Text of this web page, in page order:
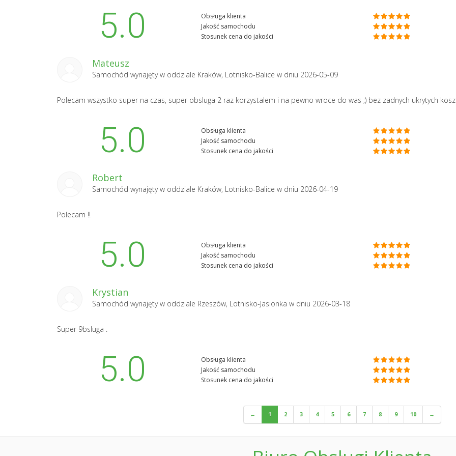
5.0
Obsługa klienta
Jakość samochodu
Stosunek cena do jakości
Mateusz
Samochód wynajęty w oddziale Kraków, Lotnisko-Balice w dniu 2026-05-09
Polecam wszystko super na czas, super obsluga 2 raz korzystalem i na pewno wroce do was ;) bez zadnych ukrytych
5.0
Obsługa klienta
Jakość samochodu
Stosunek cena do jakości
Robert
Samochód wynajęty w oddziale Kraków, Lotnisko-Balice w dniu 2026-04-19
Polecam !!
5.0
Obsługa klienta
Jakość samochodu
Stosunek cena do jakości
Krystian
Samochód wynajęty w oddziale Rzeszów, Lotnisko-Jasionka w dniu 2026-03-18
Super 9bsluga .
5.0
Obsługa klienta
Jakość samochodu
Stosunek cena do jakości
← 1 2 3 4 5 6 7 8 9 10 →